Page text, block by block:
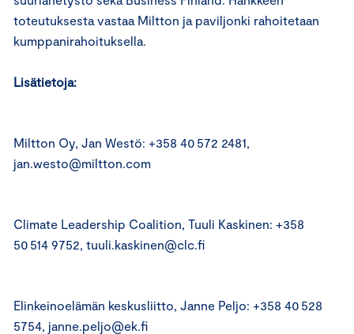
toteutuksesta vastaa Miltton ja paviljonki rahoitetaan
kumppanirahoituksella.
Lisätietoja:
Miltton Oy, Jan Westö: +358 40 572 2481,
jan.westo@miltton.com
Climate Leadership Coalition, Tuuli Kaskinen: +358
50 514 9752, tuuli.kaskinen@clc.fi
Elinkeinoelämän keskusliitto, Janne Peljo: +358 40 528
5754, janne.peljo@ek.fi